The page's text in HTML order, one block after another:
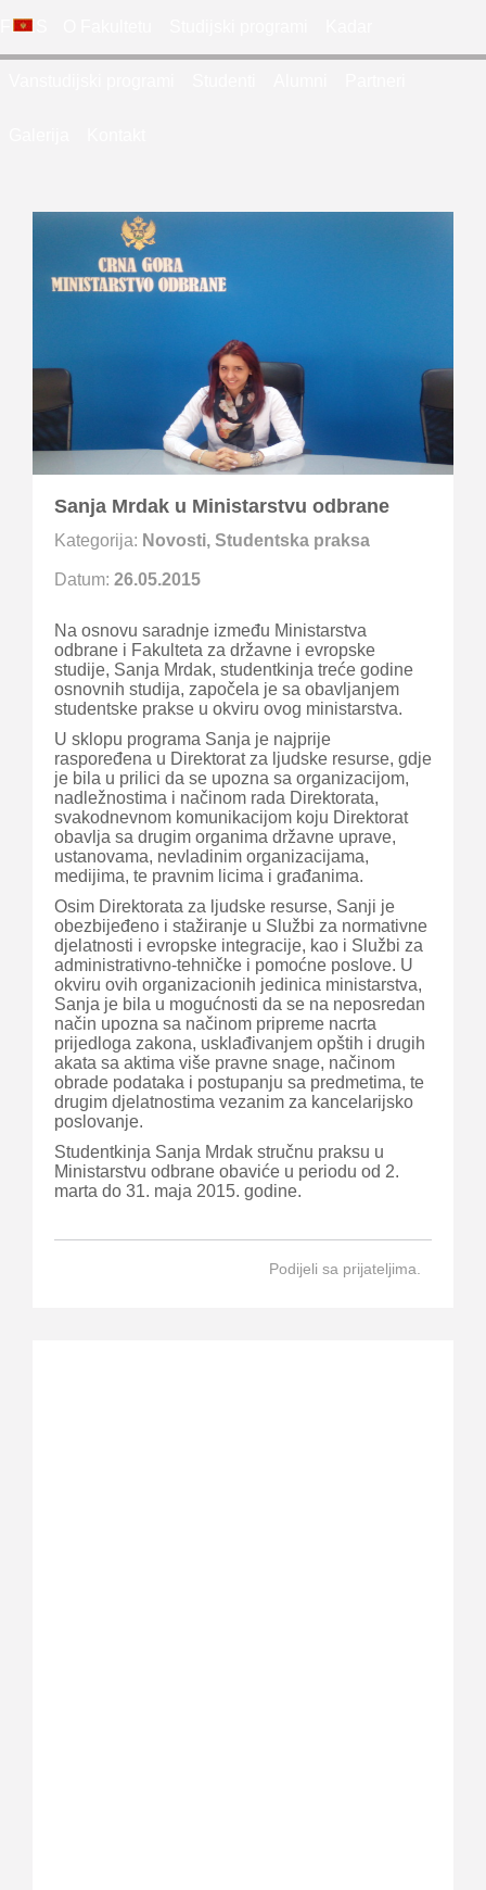
FDES
Sanja Mrdak u Ministarstvu odbrane
Kategorija: Novosti, Studentska praksa
Datum: 26.05.2015
Na osnovu saradnje između Ministarstva
odbrane i Fakulteta za državne i evropske
studije, Sanja Mrdak, studentkinja treće godine
osnovnih studija, započela je sa obavljanjem
studentske prakse u okviru ovog ministarstva.
U sklopu programa Sanja je najprije
raspoređena u Direktorat za ljudske resurse, gdje
je bila u prilici da se upozna sa organizacijom,
nadležnostima i načinom rada Direktorata,
svakodnevnom komunikacijom koju Direktorat
obavlja sa drugim organima državne uprave,
ustanovama, nevladinim organizacijama,
medijima, te pravnim licima i građanima.
Osim Direktorata za ljudske resurse, Sanji je
obezbijeđeno i stažiranje u Službi za normativne
djelatnosti i evropske integracije, kao i Službi za
administrativno-tehničke i pomoćne poslove. U
okviru ovih organizacionih jedinica ministarstva,
Sanja je bila u mogućnosti da se na neposredan
način upozna sa načinom pripreme nacrta
prijedloga zakona, usklađivanjem opštih i drugih
akata sa aktima više pravne snage, načinom
obrade podataka i postupanju sa predmetima, te
drugim djelatnostima vezanim za kancelarijsko
poslovanje.
Studentkinja Sanja Mrdak stručnu praksu u
Ministarstvu odbrane obaviće u periodu od 2.
marta do 31. maja 2015. godine.
Podijeli sa prijateljima.